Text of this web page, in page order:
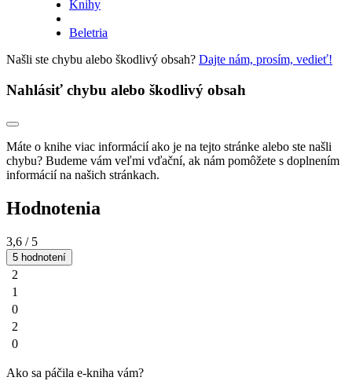
Knihy
Beletria
Našli ste chybu alebo škodlivý obsah? Dajte nám, prosím, vedieť!
Nahlásiť chybu alebo škodlivý obsah
Máte o knihe viac informácií ako je na tejto stránke alebo ste našli
chybu? Budeme vám veľmi vďační, ak nám pomôžete s doplnením
informácií na našich stránkach.
Hodnotenia
3,6 / 5
5 hodnotení
2
1
0
2
0
Ako sa páčila e-kniha vám?